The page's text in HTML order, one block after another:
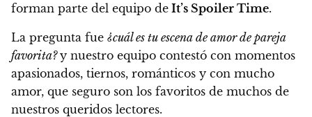
forman parte del equipo de It’s Spoiler Time.
La pregunta fue ¿cuál es tu escena de amor de pareja
favorita?y nuestro equipo contestó con momentos
apasionados, tiernos, románticos y con mucho
amor, que seguro son los favoritos de muchos de
nuestros queridos lectores.